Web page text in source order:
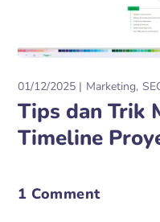
01/12/2025 Marketing
Tips dan Trik
Timeline
1 Comment